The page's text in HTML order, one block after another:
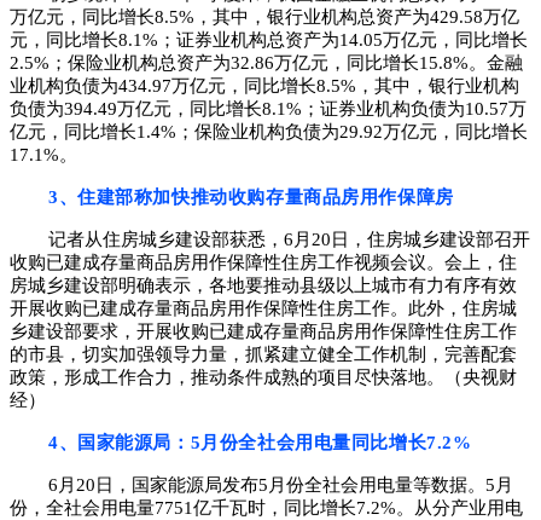
万亿元，同比增长8.5%，其中，银行业机构总资产为429.58万亿
元，同比增长8.1%；证券业机构总资产为14.05万亿元，同比增长
2.5%；保险业机构总资产为32.86万亿元，同比增长15.8%。金融
业机构负债为434.97万亿元，同比增长8.5%，其中，银行业机构
负债为394.49万亿元，同比增长8.1%；证券业机构负债为10.57万
亿元，同比增长1.4%；保险业机构负债为29.92万亿元，同比增长
17.1%。
3、住建部称加快推动收购存量商品房用作保障房
记者从住房城乡建设部获悉，6月20日，住房城乡建设部召开
收购已建成存量商品房用作保障性住房工作视频会议。会上，住
房城乡建设部明确表示，各地要推动县级以上城市有力有序有效
开展收购已建成存量商品房用作保障性住房工作。此外，住房城
乡建设部要求，开展收购已建成存量商品房用作保障性住房工作
的市县，切实加强领导力量，抓紧建立健全工作机制，完善配套
政策，形成工作合力，推动条件成熟的项目尽快落地。（央视财
经）
4、国家能源局：5月份全社会用电量同比增长7.2%
6月20日，国家能源局发布5月份全社会用电量等数据。5月
份，全社会用电量7751亿千瓦时，同比增长7.2%。从分产业用电